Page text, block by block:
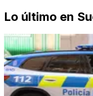
Lo último en